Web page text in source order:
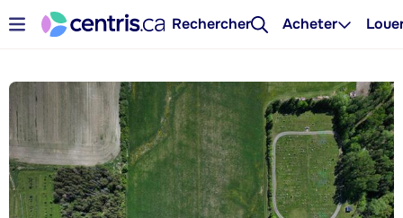
Rechercher Acheter